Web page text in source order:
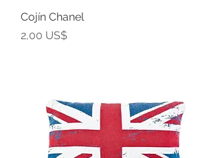
Cojín Chanel
Precio
2,00 US$